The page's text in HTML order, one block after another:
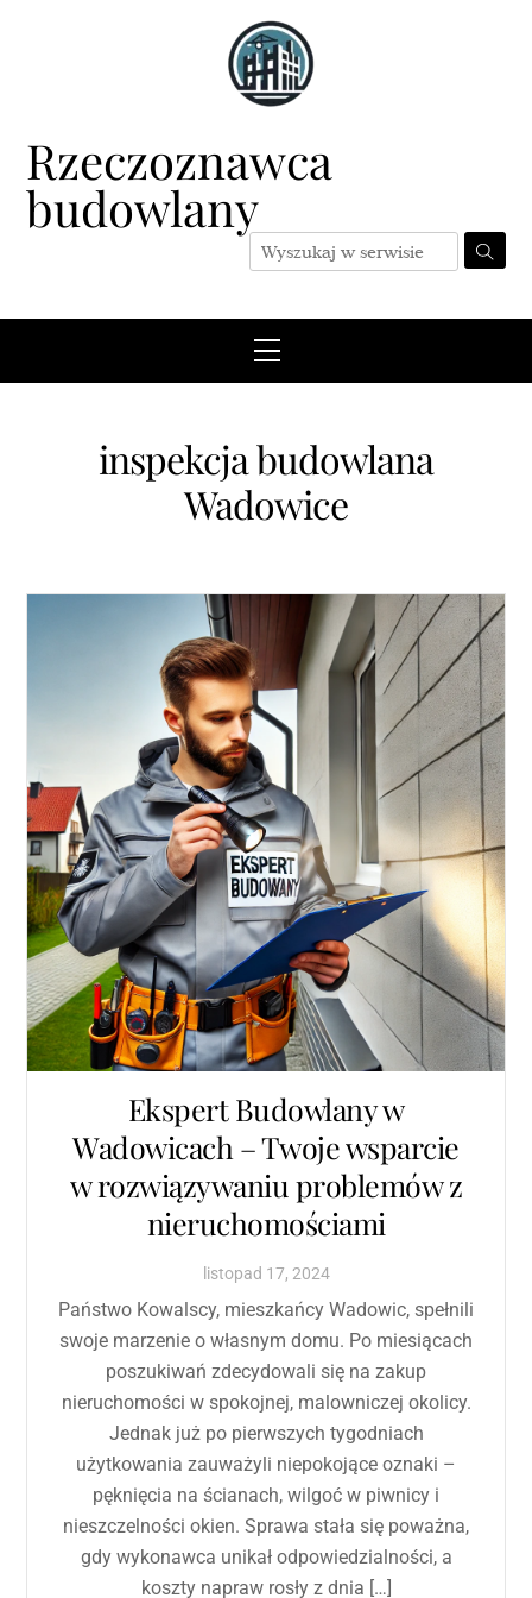
Rzeczoznawca
budowlany
Menu
inspekcja budowlana
Wadowice
Ekspert Budowlany w
Wadowicach – Twoje wsparcie
w rozwiązywaniu problemów z
nieruchomościami
listopad 17, 2024
Państwo Kowalscy, mieszkańcy Wadowic, spełnili
swoje marzenie o własnym domu. Po miesiącach
poszukiwań zdecydowali się na zakup
nieruchomości w spokojnej, malowniczej okolicy.
Jednak już po pierwszych tygodniach
użytkowania zauważyli niepokojące oznaki –
pęknięcia na ścianach, wilgoć w piwnicy i
nieszczelności okien. Sprawa stała się poważna,
gdy wykonawca unikał odpowiedzialności, a
koszty napraw rosły z dnia […]